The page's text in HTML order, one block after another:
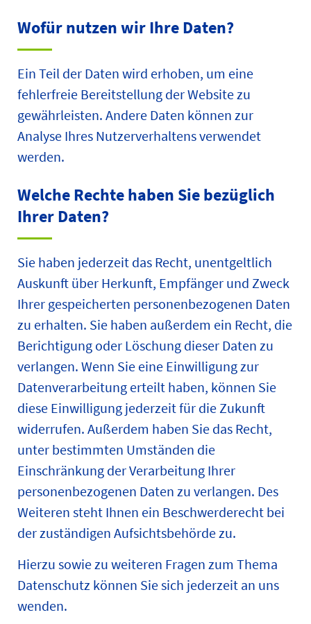
Wofür nutzen wir Ihre Daten?
Ein Teil der Daten wird erhoben, um eine
fehlerfreie Bereitstellung der Website zu
gewährleisten. Andere Daten können zur
Analyse Ihres Nutzerverhaltens verwendet
werden.
Welche Rechte haben Sie bezüglich
Ihrer Daten?
Sie haben jederzeit das Recht, unentgeltlich
Auskunft über Herkunft, Empfänger und Zweck
Ihrer gespeicherten personenbezogenen Daten
zu erhalten. Sie haben außerdem ein Recht, die
Berichtigung oder Löschung dieser Daten zu
verlangen. Wenn Sie eine Einwilligung zur
Datenverarbeitung erteilt haben, können Sie
diese Einwilligung jederzeit für die Zukunft
widerrufen. Außerdem haben Sie das Recht,
unter bestimmten Umständen die
Einschränkung der Verarbeitung Ihrer
personenbezogenen Daten zu verlangen. Des
Weiteren steht Ihnen ein Beschwerderecht bei
der zuständigen Aufsichtsbehörde zu.
Hierzu sowie zu weiteren Fragen zum Thema
Datenschutz können Sie sich jederzeit an uns
wenden.